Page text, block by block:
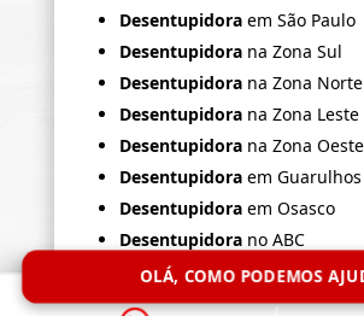
Desentupidoraem São Paulo
Desentupidorana Zona Sul
Desentupidorana Zona Norte
Desentupidorana Zona Leste
Desentupidorana Zona Oeste
Desentupidoraem Guarulhos
Desentupidoraem Osasco
Desentupidorano ABC
Desentupidoraem Santo
Desentupidoraem São
OLÁ, COMO PODEMOS